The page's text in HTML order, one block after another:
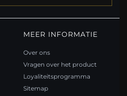
MEER INFORMATIE
Over ons
Vragen over het product
Loyaliteitsprogramma
Sitemap